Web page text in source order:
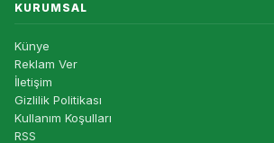
KURUMSAL
Künye
Reklam Ver
İletişim
Gizlilik Politikası
Kullanım Koşulları
RSS